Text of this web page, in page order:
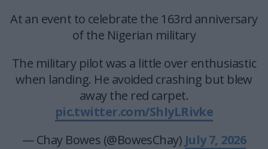
At an event to celebrate the 163rd anniversary
of the Nigerian military
The military pilot was a little over enthusiastic
when landing. He avoided crashing but blew
away the red carpet.
pic.twitter.com/ShIyLRivke
— Chay Bowes (@BowesChay) July 7, 2026